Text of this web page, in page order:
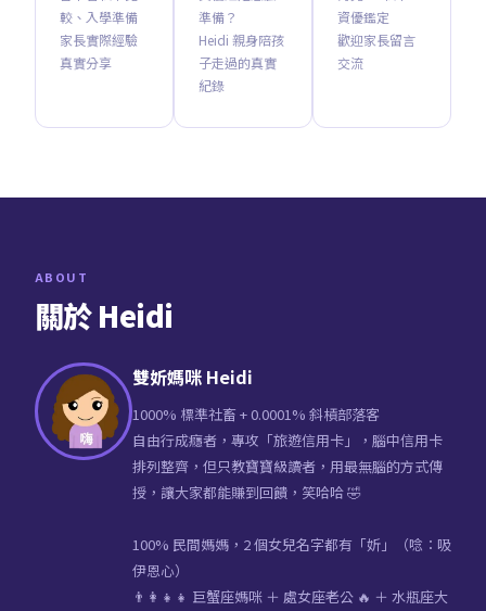
較、入學準備
家長實際經驗
真實分享
準備？
Heidi 親身陪孩
子走過的真實
紀錄
資優鑑定
歡迎家長留言
交流
ABOUT
關於 Heidi
雙妡媽咪 Heidi
1000% 標準社畜 + 0.0001% 斜槓部落客
自由行成癮者，專攻「旅遊信用卡」，腦中信用卡
排列整齊，但只教寶寶級讀者，用最無腦的方式傳
授，讓大家都能賺到回饋，笑哈哈 🤣
100% 民間媽媽，2 個女兒名字都有「妡」（唸：吸
伊恩心）
👨‍👩‍👧‍👧 巨蟹座媽咪 ＋ 處女座老公 🔥 ＋ 水瓶座大